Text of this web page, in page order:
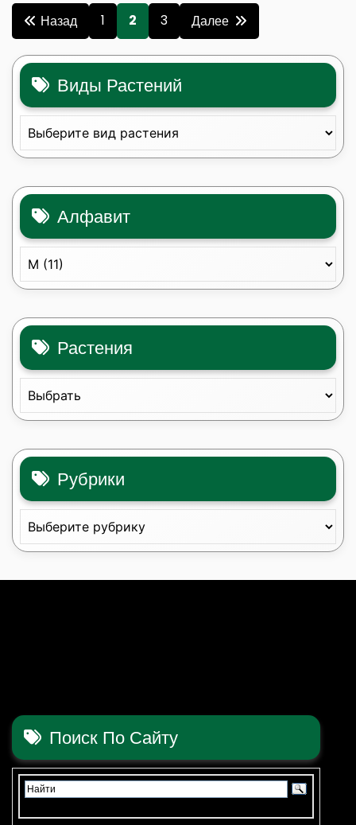
Пагинация
записей
Назад 1 2 3 Далее
Виды Растений
Алфавит
Растения
Рубрики
Рубрики
Поиск По Сайту